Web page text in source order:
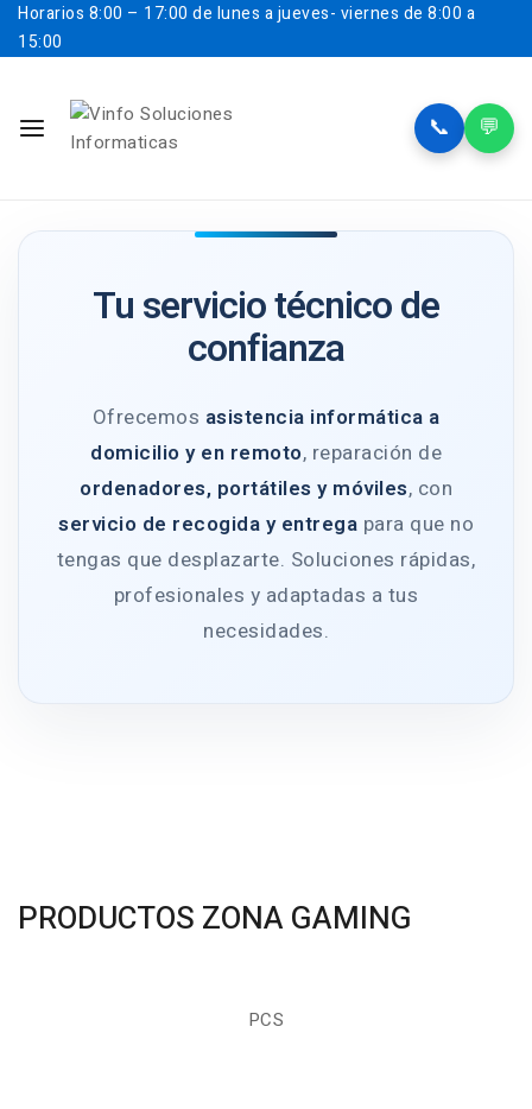
Horarios 8:00 – 17:00 de lunes a jueves- viernes de 8:00 a
15:00
📞 💬
Tu servicio técnico de
confianza
Ofrecemos asistencia informática a
domicilio y en remoto, reparación de
ordenadores, portátiles y móviles, con
servicio de recogida y entrega para que no
tengas que desplazarte. Soluciones rápidas,
profesionales y adaptadas a tus
necesidades.
PRODUCTOS ZONA GAMING
PCS